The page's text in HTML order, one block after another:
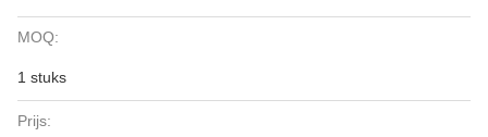
MOQ:
1 stuks
Prijs: